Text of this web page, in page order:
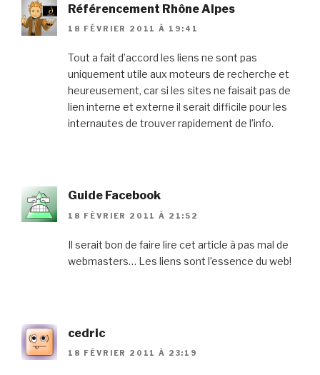
Référencement Rhône Alpes
18 FÉVRIER 2011 À 19:41
Tout a fait d’accord les liens ne sont pas
uniquement utile aux moteurs de recherche et
heureusement, car si les sites ne faisait pas de
lien interne et externe il serait difficile pour les
internautes de trouver rapidement de l’info.
Guide Facebook
18 FÉVRIER 2011 À 21:52
Il serait bon de faire lire cet article à pas mal de
webmasters… Les liens sont l’essence du web!
cedric
18 FÉVRIER 2011 À 23:19